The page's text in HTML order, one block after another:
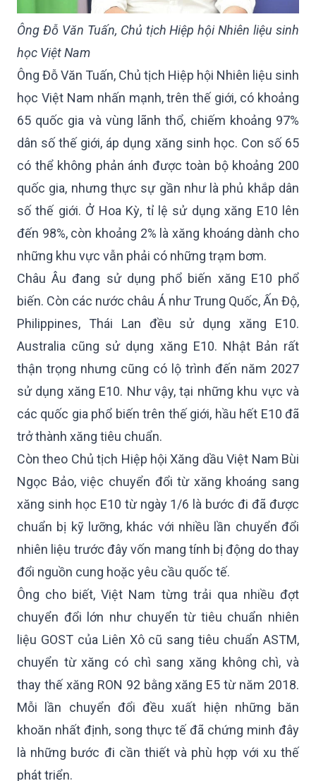
Ông Đỗ Văn Tuấn, Chủ tịch Hiệp hội Nhiên liệu sinh
học Việt Nam
Ông Đỗ Văn Tuấn, Chủ tịch Hiệp hội Nhiên liệu sinh
học Việt Nam nhấn mạnh, trên thế giới, có khoảng
65 quốc gia và vùng lãnh thổ, chiếm khoảng 97%
dân số thế giới, áp dụng xăng sinh học. Con số 65
có thể không phản ánh được toàn bộ khoảng 200
quốc gia, nhưng thực sự gần như là phủ khắp dân
số thế giới. Ở Hoa Kỳ, tỉ lệ sử dụng xăng E10 lên
đến 98%, còn khoảng 2% là xăng khoáng dành cho
những khu vực vẫn phải có những trạm bơm.
Châu Âu đang sử dụng phổ biến xăng E10 phổ
biến. Còn các nước châu Á như Trung Quốc, Ấn Độ,
Philippines, Thái Lan đều sử dụng xăng E10.
Australia cũng sử dụng xăng E10. Nhật Bản rất
thận trọng nhưng cũng có lộ trình đến năm 2027
sử dụng xăng E10. Như vậy, tại những khu vực và
các quốc gia phổ biến trên thế giới, hầu hết E10 đã
trở thành xăng tiêu chuẩn.
Còn theo Chủ tịch Hiệp hội Xăng dầu Việt Nam Bùi
Ngọc Bảo, việc chuyển đổi từ xăng khoáng sang
xăng sinh học E10 từ ngày 1/6 là bước đi đã được
chuẩn bị kỹ lưỡng, khác với nhiều lần chuyển đổi
nhiên liệu trước đây vốn mang tính bị động do thay
đổi nguồn cung hoặc yêu cầu quốc tế.
Ông cho biết, Việt Nam từng trải qua nhiều đợt
chuyển đổi lớn như chuyển từ tiêu chuẩn nhiên
liệu GOST của Liên Xô cũ sang tiêu chuẩn ASTM,
chuyển từ xăng có chì sang xăng không chì, và
thay thế xăng RON 92 bằng xăng E5 từ năm 2018.
Mỗi lần chuyển đổi đều xuất hiện những băn
khoăn nhất định, song thực tế đã chứng minh đây
là những bước đi cần thiết và phù hợp với xu thế
phát triển.